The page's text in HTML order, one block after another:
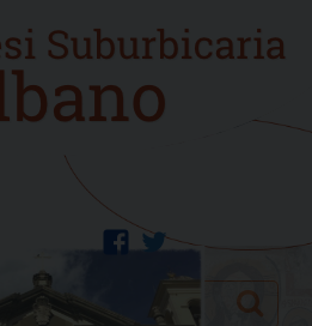
twitter
facebook
Search